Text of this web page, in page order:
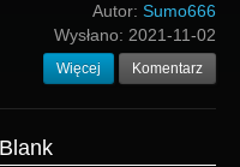
Autor: Sumo666
Wysłano: 2021-11-02
Więcej Komentarz